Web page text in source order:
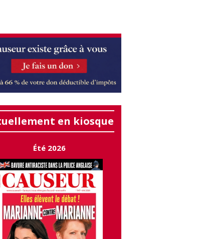
en kiosque
Été 2026